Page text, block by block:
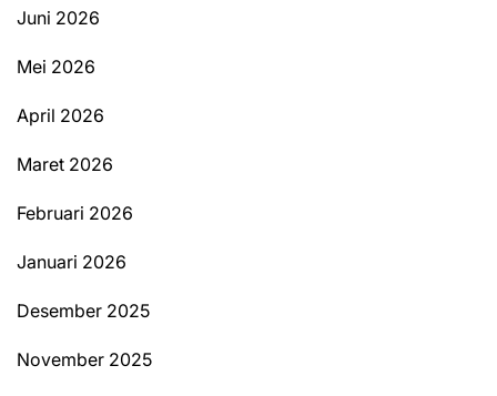
Juni 2026
Mei 2026
April 2026
Maret 2026
Februari 2026
Januari 2026
Desember 2025
November 2025